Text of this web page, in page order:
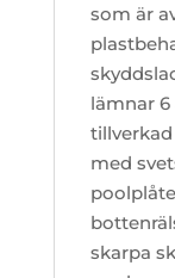
som är
lämnar
med
skarpa